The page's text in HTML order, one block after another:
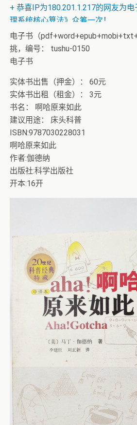
+ 恭喜IP为180.201.1.217的网友为
理系统核心算法》众筹一次！
电子书（
挑，编号： tushu-0150
电子书
实体书出售（押金）： 60元
实体书出租（租金）： 3元
书名： 啊哈原来如此
建议用途： 床头科普
ISBN:9787030228031
啊哈原来如此
作者:伽德纳
出版社:科学出版社
开本:16开